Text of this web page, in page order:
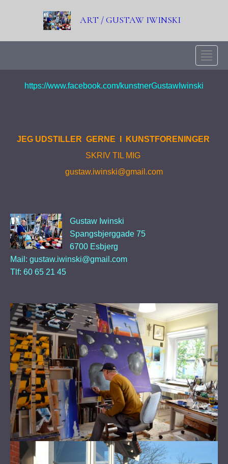
ART / GUSTAW IWINSKI
Toggle
https://www.facebook.com/kunstnerGustawIwinski
JEG UDSTILLER GERNE I KUNSTFORENINGER
SKRIV TIL MIG
gustaw.iwinski@gmail.com
Gustaw Iwinski
Spangsbjerggade 75
6700 Esbjerg
Mail: gustaw.iwinski@gmail.com
Tlf: 60 65 21 45